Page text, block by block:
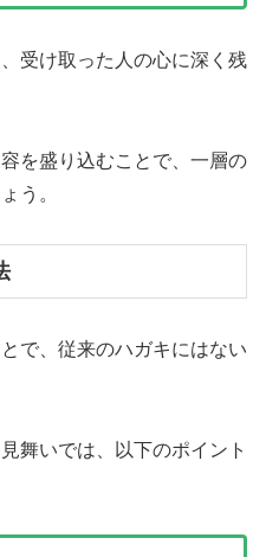
受け取った人の心に深く残
を盛り込むことで、一層の
う。
で、従来のハガキにはない
舞いでは、以下のポイント